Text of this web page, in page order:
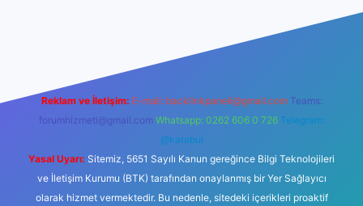
Reklam ve İletişim: E-mail: backlinkpaneli@gmail.com Teams:
forumhizmeti@gmail.com Whatsapp: 0262 606 0 726 Telegram:
@karabul
Yasal Uyarı: Sitemiz, 5651 Sayılı Kanun gereğince Bilgi Teknolojileri
ve İletişim Kurumu (BTK) tarafından onaylanmış bir Yer Sağlayıcı
olarak hizmet vermektedir. Bu nedenle, sitedeki içerikleri proaktif